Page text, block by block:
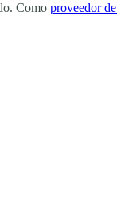
Como proveedor